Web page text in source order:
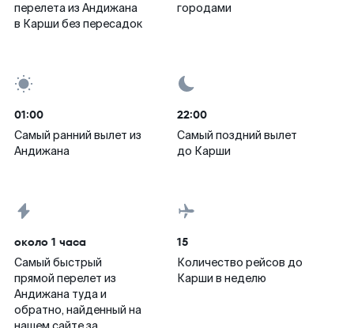
перелета из Андижана
в Карши без пересадок
городами
01:00
Самый ранний вылет из
Андижана
22:00
Самый поздний вылет
до Карши
около 1 часа
Самый быстрый
прямой перелет из
Андижана туда и
обратно, найденный на
15
Количество рейсов до
Карши в неделю